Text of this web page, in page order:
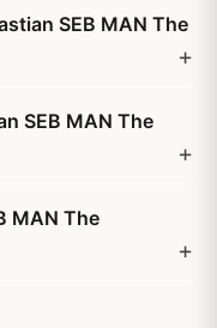
SEB MAN The
SEB MAN The
MAN The